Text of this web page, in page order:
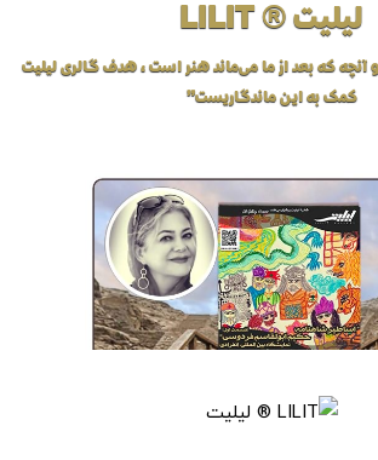
لیلیت ® LILIT
که بعد از ما می‌ماند هنر است، هدف گالری لیلیت
کمک به این ماندگاریست”